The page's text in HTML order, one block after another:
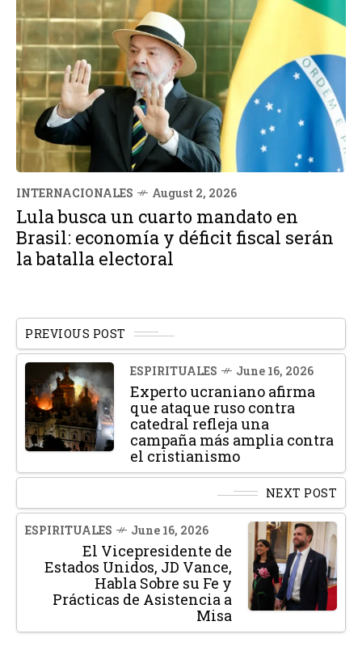
INTERNACIONALES August 2, 2026
Lula busca un cuarto mandato en
Brasil: economía y déficit fiscal serán
la batalla electoral
PREVIOUS POST
ESPIRITUALES June 16, 2026
Experto ucraniano afirma
que ataque ruso contra
catedral refleja una
campaña más amplia contra
el cristianismo
NEXT POST
ESPIRITUALES June 16, 2026
El Vicepresidente de
Estados Unidos, JD Vance,
Habla Sobre su Fe y
Prácticas de Asistencia a
Misa